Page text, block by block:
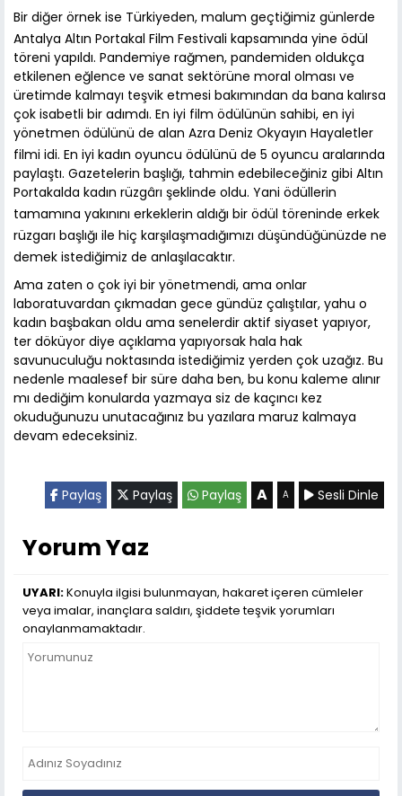
Bir diğer örnek ise Türkiyeden, malum geçtiğimiz günlerde
Antalya Altın Portakal Film Festivali kapsamında yine ödül
töreni yapıldı. Pandemiye rağmen, pandemiden oldukça
etkilenen eğlence ve sanat sektörüne moral olması ve
üretimde kalmayı teşvik etmesi bakımından da bana kalırsa
çok isabetli bir adımdı. En iyi film ödülünün sahibi, en iyi
yönetmen ödülünü de alan Azra Deniz Okyayın Hayaletler
filmi idi. En iyi kadın oyuncu ödülünü de 5 oyuncu aralarında
paylaştı. Gazetelerin başlığı, tahmin edebileceğiniz gibi Altın
Portakalda kadın rüzgârı şeklinde oldu. Yani ödüllerin
tamamına yakınını erkeklerin aldığı bir ödül töreninde erkek
rüzgarı başlığı ile hiç karşılaşmadığımızı düşündüğünüzde ne
demek istediğimiz de anlaşılacaktır.
Ama zaten o çok iyi bir yönetmendi, ama onlar
laboratuvardan çıkmadan gece gündüz çalıştılar, yahu o
kadın başbakan oldu ama senelerdir aktif siyaset yapıyor,
ter döküyor diye açıklama yapıyorsak hala hak
savunuculuğu noktasında istediğimiz yerden çok uzağız. Bu
nedenle maalesef bir süre daha ben, bu konu kaleme alınır
mı dediğim konularda yazmaya siz de kaçıncı kez
okuduğunuzu unutacağınız bu yazılara maruz kalmaya
devam edeceksiniz.
Paylaş Paylaş Paylaş A A Sesli Dinle
Yorum Yaz
UYARI:Konuyla ilgisi bulunmayan, hakaret içeren cümleler
veya imalar, inançlara saldırı, şiddete teşvik yorumları
onaylanmamaktadır.